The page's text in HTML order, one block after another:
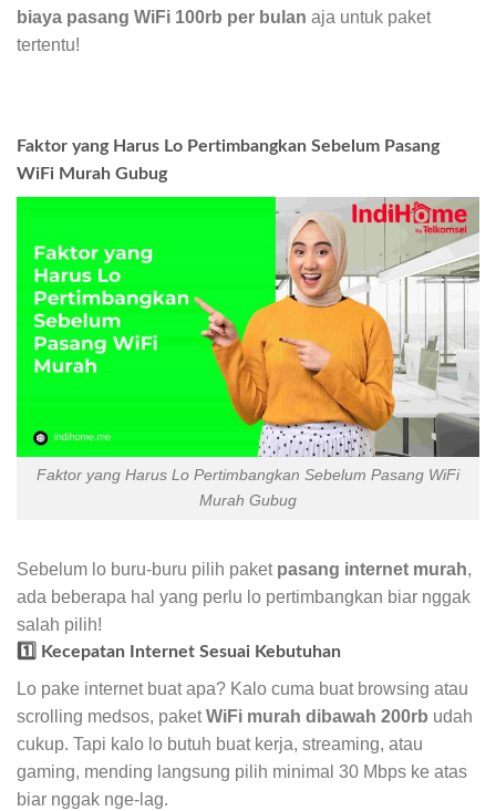
biaya pasang WiFi 100rb per bulan aja untuk paket
tertentu!
Faktor yang Harus Lo Pertimbangkan Sebelum Pasang
WiFi Murah Gubug
Faktor yang Harus Lo Pertimbangkan Sebelum Pasang WiFi
Murah Gubug
Sebelum lo buru-buru pilih paket pasang internet murah,
ada beberapa hal yang perlu lo pertimbangkan biar nggak
salah pilih!
1️⃣ Kecepatan Internet Sesuai Kebutuhan
Lo pake internet buat apa? Kalo cuma buat browsing atau
scrolling medsos, paketWiFi murah dibawah 200rb udah
cukup. Tapi kalo lo butuh buat kerja, streaming, atau
gaming, mending langsung pilih minimal 30 Mbps ke atas
biar nggak nge-lag.